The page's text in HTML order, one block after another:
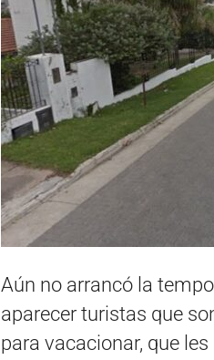
Aún no arrancó la
aparecer turistas que
para vacacionar, que